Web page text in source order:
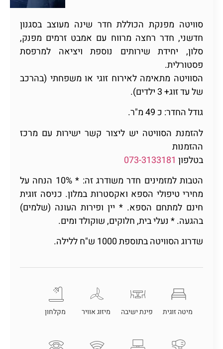
סוויטה מפנקת הכוללת חדר שינה מעוצב בסגנון
חדשני, חדר רחצה מרווח עם אמבט זרמים מפנק,
סלון, יחידת שירותים נוספת ויציאה למרפסת
פסטורלית.
הסוויטה מתאימה לאירוח זוגי או משפחתי (בהרכב
של עד זוג+ 3 ילדים).
גודל החדר: כ 49 מ"ר.
להזמנת הסוויטה יש ליצור קשר ישירות עם מרכז
ההזמנות
בטלפון 073-3133181
הטבות למזמינים חדר משודרג זה: * 10% הנחה על
מחירי טיפולי הספא ואקסטרות במלון. כניסה זוגית
חינם למתחם הספא. * יין ופירות העונה (שלמים)
בהגעה. * נעלי בית, חלוקים, שוקולד ומים.
שדרוג הסוויטה בתוספת 1000 ש"ח ללילה.
מיטה זוגית פינת ישיבה מיזוג אוויר מקלחון